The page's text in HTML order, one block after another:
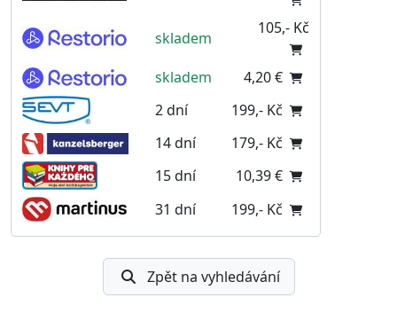
skladem
105,- Kč
skladem
4,20 €
2 dní
199,- Kč
14 dní
179,- Kč
15 dní
10,39 €
31 dní
199,- Kč
Zpět na vyhledávání